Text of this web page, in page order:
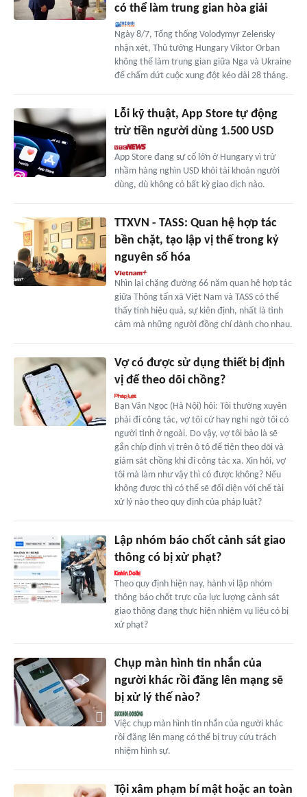
có thể làm trung gian hòa giải
Ngày 8/7, Tổng thống Volodymyr Zelensky
nhận xét, Thủ tướng Hungary Viktor Orban
không thể làm trung gian giữa Nga và Ukraine
để chấm dứt cuộc xung đột kéo dài 28 tháng.
Lỗi kỹ thuật, App Store tự động
trừ tiền người dùng 1.500 USD
App Store đang sự cố lớn ở Hungary vì trừ
nhầm hàng nghìn USD khỏi tài khoản người
dùng, dù không có bất kỳ giao dịch nào.
TTXVN - TASS: Quan hệ hợp tác
bền chặt, tạo lập vị thế trong kỷ
nguyên số hóa
Nhìn lại chặng đường 66 năm quan hệ hợp tác
giữa Thông tấn xã Việt Nam và TASS có thể
thấy tính hiệu quả, sự kiên định, nhất là tình
cảm mà những người đồng chí dành cho nhau.
Vợ có được sử dụng thiết bị định
vị để theo dõi chồng?
Bạn Văn Ngọc (Hà Nội) hỏi: Tôi thường xuyên
phải đi công tác, vợ tôi cứ hay nghi ngờ tôi có
người tình ở ngoài. Do vậy, vợ tôi bảo là sẽ
gắn chíp định vị trên ô tô để tiện theo dõi và
giám sát chồng khi đi công tác xa. Xin hỏi, vợ
tôi mà làm như vậy thì có được không? Nếu
không được thì có thể sẽ đối diện với chế tài
xử lý nào theo quy định của pháp luật?
Lập nhóm báo chốt cảnh sát giao
thông có bị xử phạt?
Theo quy định hiện nay, hành vi lập nhóm
thông báo chốt trực của lực lượng cảnh sát
giao thông đang thực hiện nhiệm vụ liệu có bị
xử phạt?
Chụp màn hình tin nhắn của
người khác rồi đăng lên mạng sẽ
bị xử lý thế nào?
Việc chụp màn hình tin nhắn của người khác
rồi đăng lên mạng có thể bị truy cứu trách
nhiệm hình sự.
Tội xâm phạm bí mật hoặc an toàn